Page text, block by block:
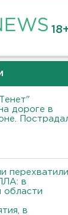
18+
дороге в
перехватили
в
области
в